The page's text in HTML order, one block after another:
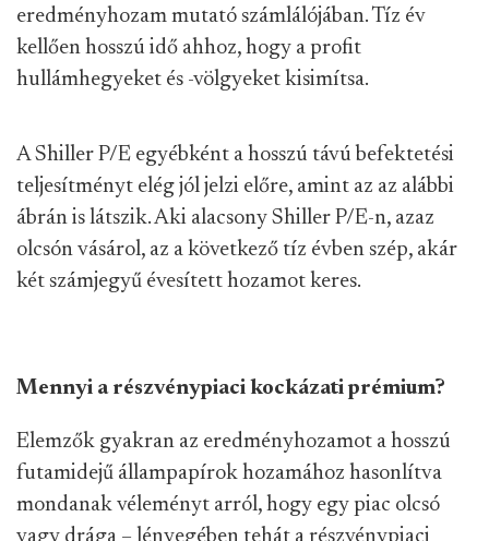
eredményhozam mutató számlálójában. Tíz év
kellően hosszú idő ahhoz, hogy a profit
hullámhegyeket és -völgyeket kisimítsa.
A Shiller P/E egyébként a hosszú távú befektetési
teljesítményt elég jól jelzi előre, amint az az alábbi
ábrán is látszik. Aki alacsony Shiller P/E-n, azaz
olcsón vásárol, az a következő tíz évben szép, akár
két számjegyű évesített hozamot keres.
Mennyi a részvénypiaci kockázati prémium?
Elemzők gyakran az eredményhozamot a hosszú
futamidejű állampapírok hozamához hasonlítva
mondanak véleményt arról, hogy egy piac olcsó
vagy drága – lényegében tehát a részvénypiaci